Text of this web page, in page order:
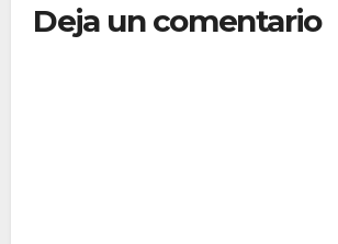
Deja un comentario